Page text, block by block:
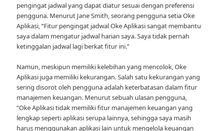
pengingat jadwal yang dapat diatur sesuai dengan preferensi
pengguna. Menurut Jane Smith, seorang pengguna setia Oke
Aplikasi, “Fitur pengingat jadwal Oke Aplikasi sangat membantu
saya dalam mengatur jadwal harian saya. Saya tidak pernah
ketinggalan jadwal lagi berkat fitur ini.”
Namun, meskipun memiliki kelebihan yang mencolok, Oke
Aplikasi juga memiliki kekurangan. Salah satu kekurangan yang
sering disorot oleh pengguna adalah keterbatasan dalam fitur
manajemen keuangan. Menurut sebuah ulasan pengguna,
“Oke Aplikasi tidak memiliki fitur manajemen keuangan yang
lengkap seperti aplikasi serupa lainnya, sehingga saya masih
harus menggunakan aplikasi lain untuk mengelola keuangan